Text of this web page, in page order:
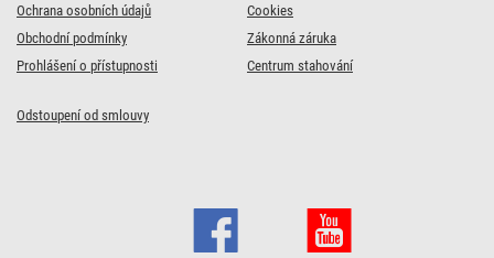
Ochrana osobních údajů
Obchodní podmínky
Prohlášení o přístupnosti
Cookies
Zákonná záruka
Centrum stahování
Odstoupení od smlouvy